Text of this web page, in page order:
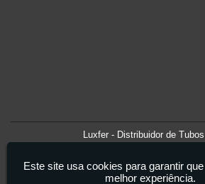
Luxfer - Distribuidor de
Este site usa cookies para garantir
melhor experiência.